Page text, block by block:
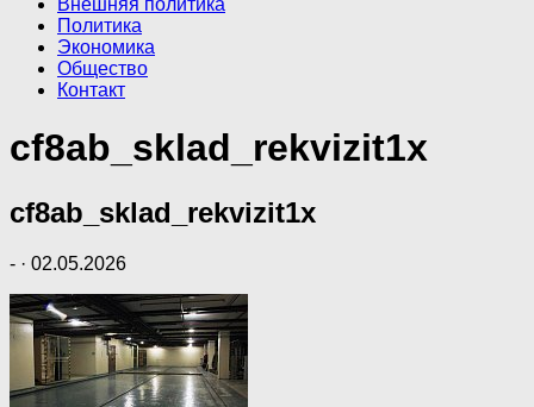
Внешняя политика
Политика
Экономика
Общество
Контакт
cf8ab_sklad_rekvizit1x
cf8ab_sklad_rekvizit1x
- · 02.05.2026